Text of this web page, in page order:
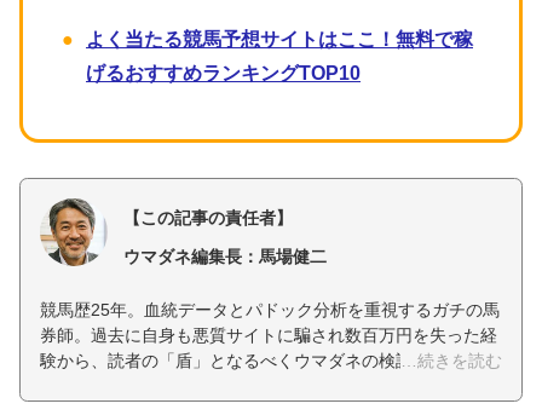
よく当たる競馬予想サイトはここ！無料で稼
げるおすすめランキングTOP10
【この記事の責任者】
ウマダネ編集長：馬場健二
競馬歴25年。血統データとパドック分析を重視するガチの馬
券師。過去に自身も悪質サイトに騙され数百万円を失った経
験から、読者の「盾」となるべくウマダネの検証責任者を務